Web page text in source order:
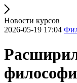
Новости курсов
2026-05-19 17:04